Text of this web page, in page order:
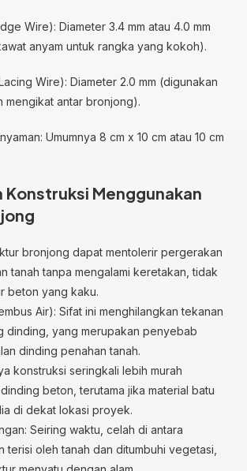
Wire): Diameter 3.4 mm atau 4.0 mm
anyam untuk rangka yang kokoh).
Wire): Diameter 2.0 mm (digunakan
mengikat antar bronjong).
Umumnya 8 cm x 10 cm atau 10 cm
Konstruksi Menggunakan
bronjong dapat mentolerir pergerakan
tanah tanpa mengalami keretakan, tidak
beton yang kaku.
Air): Sifat ini menghilangkan tekanan
dinding, yang merupakan penyebab
dinding penahan tanah.
konstruksi seringkali lebih murah
beton, terutama jika material batu
di dekat lokasi proyek.
Seiring waktu, celah di antara
terisi oleh tanah dan ditumbuhi vegetasi,